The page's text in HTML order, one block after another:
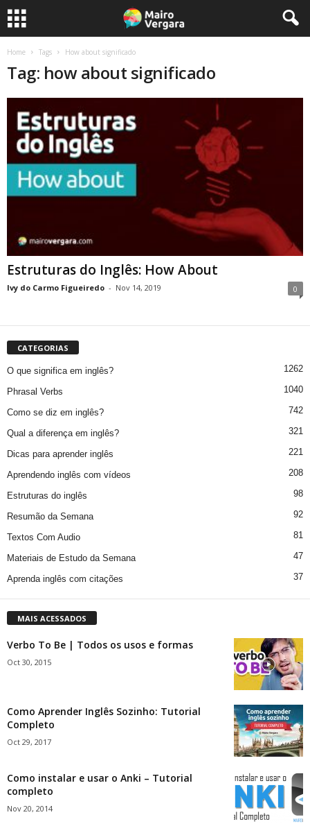
Home Tags How about significado
Tag: how about significado
Estruturas do Inglês: How About
Ivy do Carmo Figueiredo - Nov 14, 2019 0
CATEGORIAS
O que significa em inglês? 1262
Phrasal Verbs 1040
Como se diz em inglês? 742
Qual a diferença em inglês? 321
Dicas para aprender inglês 221
Aprendendo inglês com vídeos 208
Estruturas do inglês 98
Resumão da Semana 92
Textos Com Audio 81
Materiais de Estudo da Semana 47
Aprenda inglês com citações 37
MAIS ACESSADOS
Verbo To Be | Todos os usos e formas
Oct 30, 2015
Como Aprender Inglês Sozinho: Tutorial
Completo
Oct 29, 2017
Como instalar e usar o Anki – Tutorial
completo
Nov 20, 2014